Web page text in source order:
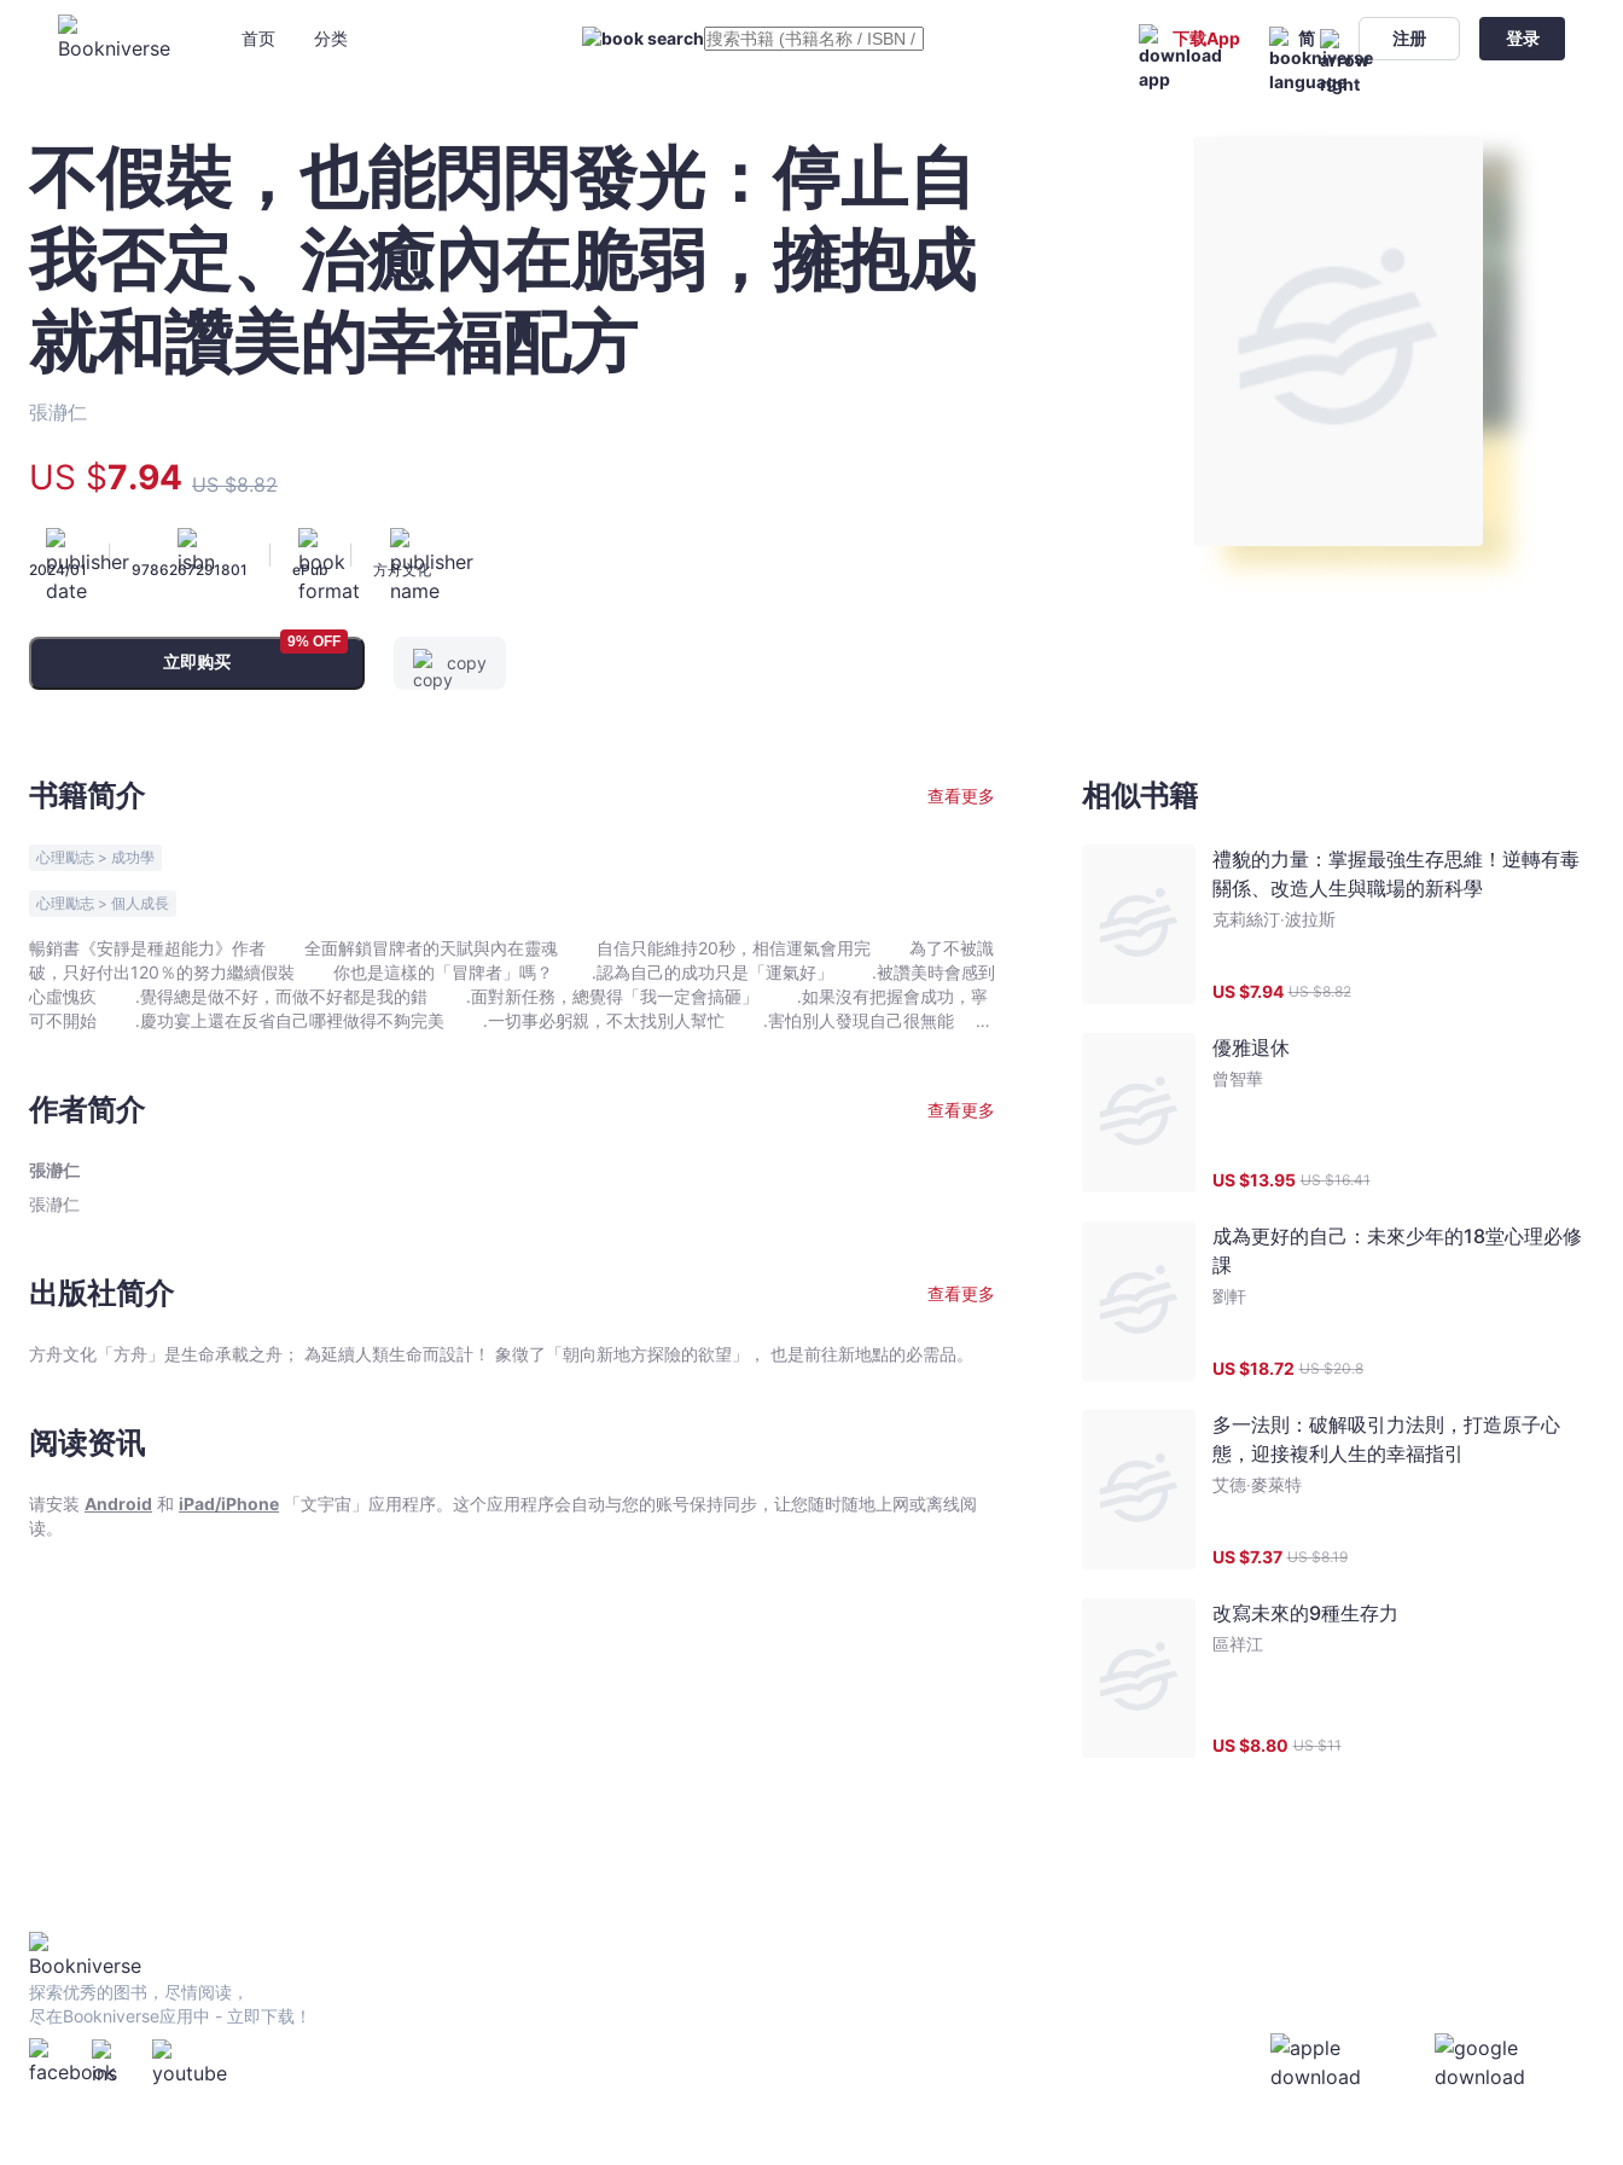
首页 分类 下载App 简 注册 登录
不
假
裝，
也
能
閃
閃
發
停
自
否
定、
治
內
抱
就
讚
的
幸
福
-
瀞
仁
宇
宙
｜
Bookniverse
不假裝，也能閃閃發光：停止自
我否定、治癒內在脆弱，擁抱成
就和讚美的幸福配方
張瀞仁
US $7.94 US $8.82
2024/01
|
9786267291801 ePub 方舟文化
立即购买
9% OFF
copy
书籍简介 查看更多
心理勵志 > 成功學
心理勵志 > 個人成長
暢銷書《安靜是種超能力》作者 全面解鎖冒牌者的天賦與內在靈魂 自信只能維持20秒，相信運氣會用完 為了不被識
破，只好付出120％的努力繼續假裝 你也是這樣的「冒牌者」嗎？ ․認為自己的成功只是「運氣好」 ․被讚美時會感到
心虛愧疚 ․覺得總是做不好，而做不好都是我的錯 ․面對新任務，總覺得「我一定會搞砸」 ․如果沒有把握會成功，寧
可不開始 ․慶功宴上還在反省自己哪裡做得不夠完美 ․一切事必躬親，不太找別人幫忙 ․害怕別人發現自己很無能
中，這些光鮮亮麗、名利雙收的人，內心深處卻認為自己的成功只是僥倖、配不上這一切。因為「擔心表現不好」，所以「努力工
作」，「得到認可」後，又開始「擔心表現不好」，像在滾輪中奮力往前奔馳的倉鼠，精疲力竭之後發現自己其實還在原地。
的折磨和痛苦的訓練，還是有辦法取得成功，甚至可以更享受工作。而且，冒牌者經驗反而會對工作和團隊造成負面影響，像是
避、焦慮和過勞 ★設定適合的目標：為目標清單瘦身，想想什麼「對你最重要」。 ★專注在過程，先不要管結果：思考
句型」：多用互動式問句展現討論積極度，如「你說得對，而且……」「讓我們退一步來看」。 ★適時「展現脆弱」：身為主
管，若能適度示弱、自曝缺點，更易獲得下屬同理支持。 冒牌者經驗就像潮水一樣，有時風平浪靜、有時波濤洶湧。想從冒
成同理心和包容，變成堅強的引導與支持力量。最後你會發現：其實你很好！ 本書特色 1.台灣第一本以職場工作者角度深刻
法和行動策略，協助與冒牌者經驗和平共處。
作者简介 查看更多
張瀞仁
張瀞仁
出版社简介 查看更多
方舟文化「方舟」是生命承載之舟； 為延續人類生命而設計！ 象徵了「朝向新地方探險的欲望」， 也是前往新地點的必需品。
阅读资讯
请安装 Android 和 iPad/iPhone 「文宇宙」应用程序。这个应用程序会自动与您的账号保持同步，让您随时随地上网或离线阅
读。
相似书籍
禮貌的力量：掌握最強生存思維！逆轉有毒
關係、改造人生與職場的新科學
克莉絲汀‧波拉斯
US $7.94 US $8.82
優雅退休
曾智華
US $13.95 US $16.41
成為更好的自己：未來少年的18堂心理必修
課
劉軒
US $18.72 US $20.8
多一法則：破解吸引力法則，打造原子心
態，迎接複利人生的幸福指引
艾德‧麥萊特
US $7.37 US $8.19
改寫未來的9種生存力
區祥江
US $8.80 US $11
探索优秀的图书，尽情阅读，
尽在Bookniverse应用中 - 立即下载！